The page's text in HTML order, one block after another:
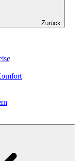
Zurück